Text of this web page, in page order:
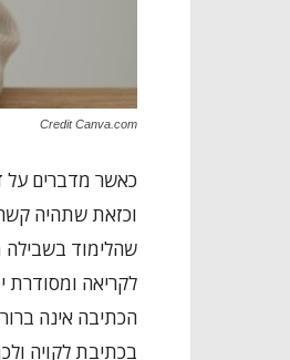
Credit Canva.com
כאשר מדברים על
וכזאת שתהיה
שהלימוד בשבילה
לקריאה ומסודרת
הכתיבה אינה
בכתיבת לקויה